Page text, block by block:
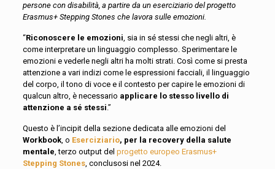
persone con disabilità, a partire da un eserciziario del progetto
Erasmus+ Stepping Stones che lavora sulle emozioni.
“Riconoscere le emozioni, sia in sé stessi che negli altri, è
come interpretare un linguaggio complesso. Sperimentare le
emozioni e vederle negli altri ha molti strati. Così come si presta
attenzione a vari indizi come le espressioni facciali, il linguaggio
del corpo, il tono di voce e il contesto per capire le emozioni di
qualcun altro, è necessario applicare lo stesso livello di
attenzione a sé stessi.”
Questo è l’incipit della sezione dedicata alle emozioni del
Workbook, o Eserciziario, per la recovery della salute
mentale, terzo output del progetto europeo Erasmus+
Stepping Stones, conclusosi nel 2024.